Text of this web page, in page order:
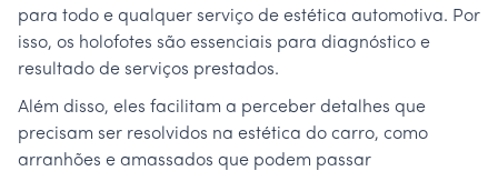
para todo e qualquer serviço de estética automotiva. Por
isso, os holofotes são essenciais para diagnóstico e
resultado de serviços prestados.
Além disso, eles facilitam a perceber detalhes que
precisam ser resolvidos na estética do carro, como
arranhões e amassados que podem passar